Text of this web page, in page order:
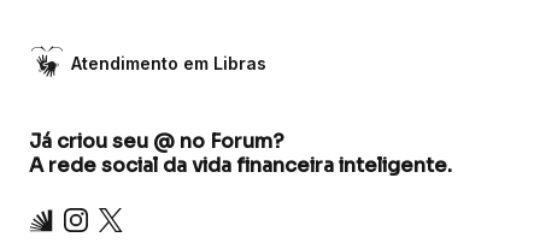
Atendimento em Libras
Já criou seu @ no Forum?
A rede social da vida financeira inteligente.
Inter Instagram
X